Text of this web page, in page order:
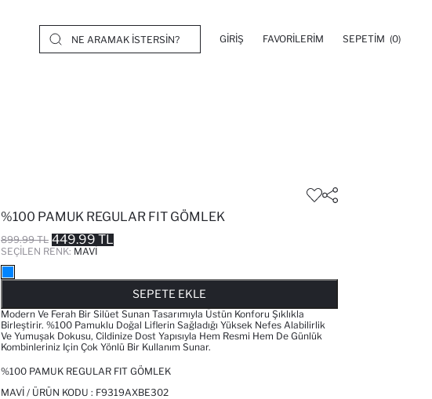
GIRIŞ FAVORILERIM SEPETIM (0)
%100 PAMUK REGULAR FIT GÖMLEK
899.99 TL 449.99 TL
SEÇILEN RENK: MAVI
SEPETE EKLE
Modern Ve Ferah Bir Silüet Sunan Tasarımıyla Üstün Konforu Şıklıkla
Birleştirir. %100 Pamuklu Doğal Liflerin Sağladığı Yüksek Nefes Alabilirlik
Ve Yumuşak Dokusu, Cildinize Dost Yapısıyla Hem Resmi Hem De Günlük
Kombinleriniz Için Çok Yönlü Bir Kullanım Sunar.
%100 PAMUK REGULAR FIT GÖMLEK
MAVI / ÜRÜN KODU : F9319AXBE302